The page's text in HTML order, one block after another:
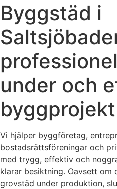
Byggstäd i
under och
byggprojekt
Vi hjälper byggföretag,
bostadsrättsföreningar och
med trygg, effektiv och
klarar besiktning. Oavsett om
grovstäd under produktion,